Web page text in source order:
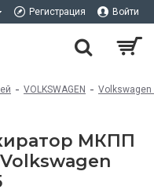
Регистрация Войти
VOLKSWAGEN Volkswagen
МКПП